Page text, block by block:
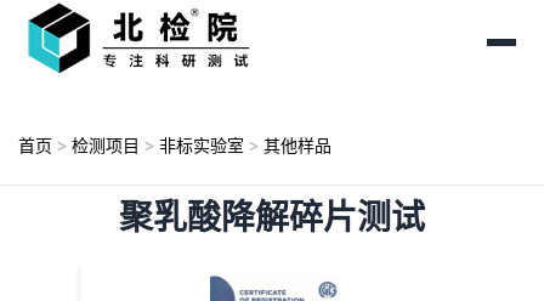
首页 > 检测项目 > 非标实验室 > 其他样品
聚乳酸降解碎片测试